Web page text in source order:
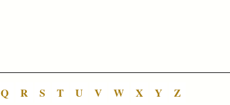
Q R S T U V W X Y Z